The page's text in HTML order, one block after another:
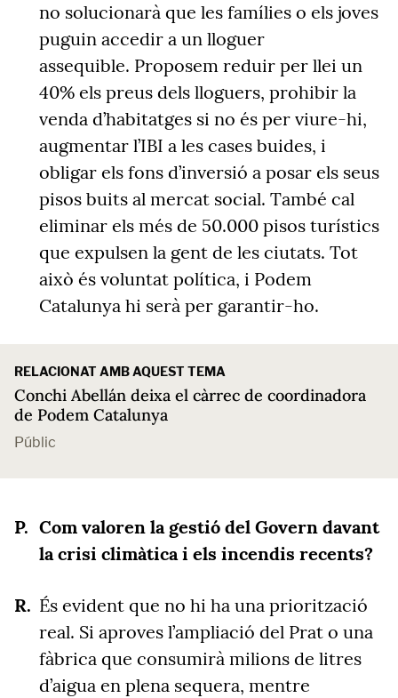
no solucionarà que les famílies o els joves
puguin accedir a un lloguer
assequible. Proposem reduir per llei un
40% els preus dels lloguers, prohibir la
venda d’habitatges si no és per viure-hi,
augmentar l’IBI a les cases buides, i
obligar els fons d’inversió a posar els seus
pisos buits al mercat social. També cal
eliminar els més de 50.000 pisos turístics
que expulsen la gent de les ciutats. Tot
això és voluntat política, i Podem
Catalunya hi serà per garantir-ho.
RELACIONAT AMB AQUEST TEMA
Conchi Abellán deixa el càrrec de coordinadora
de Podem Catalunya
Públic
Com valoren la gestió del Govern davant
la crisi climàtica i els incendis recents?
És evident que no hi ha una priorització
real. Si aproves l’ampliació del Prat o una
fàbrica que consumirà milions de litres
d’aigua en plena sequera, mentre